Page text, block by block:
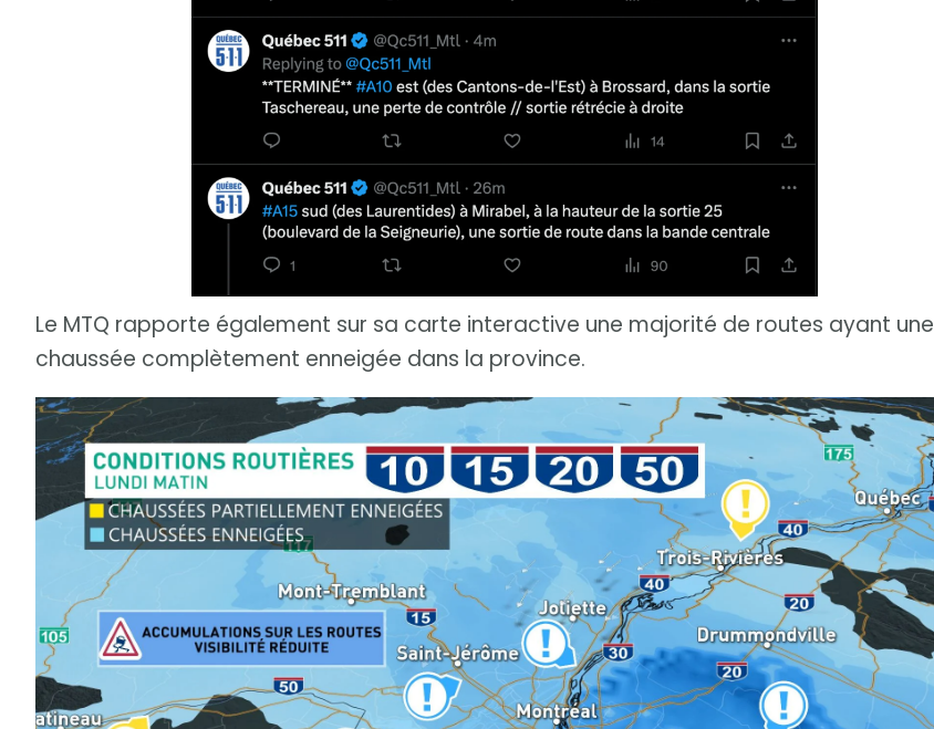
Le MTQ rapporte également sur sa carte interactive une majorité de routes ayant une
chaussée complètement enneigée dans la province.